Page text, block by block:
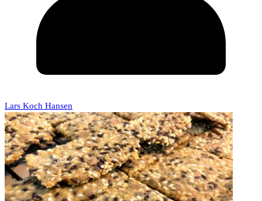
Lars Koch Hansen